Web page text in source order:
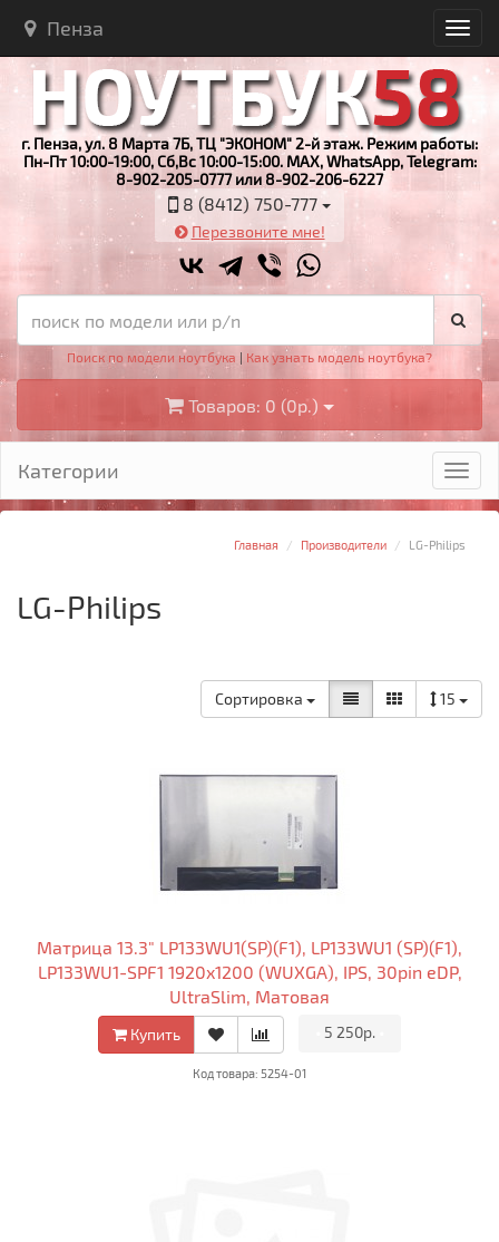
Пенза
г. Пенза, ул. 8 Марта 7Б, ТЦ "ЭКОНОМ" 2-й этаж. Режим работы:
Пн-Пт 10:00-19:00, Сб,Вс 10:00-15:00. MAX, WhatsApp, Telegram:
8-902-205-0777 или 8-902-206-6227
8 (8412) 750-777
Перезвоните мне!
Поиск по модели ноутбука | Как узнать модель ноутбука?
Товаров: 0 (0р.)
Категории
Главная Производители LG-Philips
LG-Philips
Сортировка 15
Матрица 13.3" LP133WU1(SP)(F1), LP133WU1 (SP)(F1),
LP133WU1-SPF1 1920x1200 (WUXGA), IPS, 30pin eDP,
UltraSlim, Матовая
Купить 5 250р.
Код товара: 5254-01